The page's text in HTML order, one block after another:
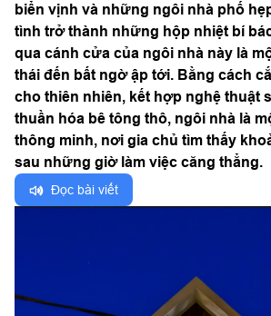
biển vịnh và những ngôi nhà phố
tình trở thành những hộp nhiệt bí
qua cánh cửa của ngôi nhà này là
thái đến bất ngờ ập tới. Bằng cách
cho thiên nhiên, kết hợp nghệ thuật
thuần hóa bê tông thô, ngôi nhà là
thông minh, nơi gia chủ tìm thấy
sau những giờ làm việc căng thẳng.
Đọc bài viết